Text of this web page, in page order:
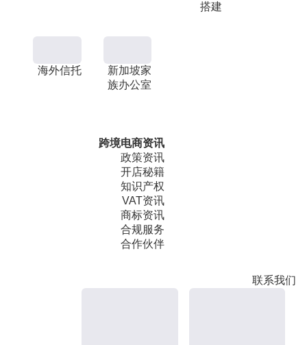
搭建
海外信托
新加坡家
族办公室
跨境电商资讯
政策资讯
开店秘籍
知识产权
VAT资讯
商标资讯
合规服务
合作伙伴
联系我们